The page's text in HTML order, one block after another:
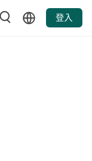
登入